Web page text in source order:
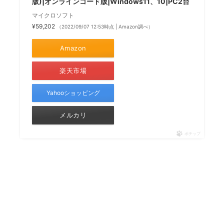
マイクロソフト
¥59,202
（2022/09/07 12:53時点 | Amazon調べ）
Amazon
楽天市場
Yahooショッピング
メルカリ
ポチップ